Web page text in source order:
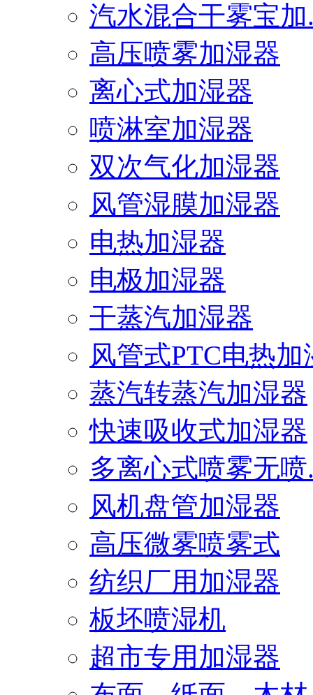
汽水混合干雾宝加
高压喷雾加湿器
离心式加湿器
喷淋室加湿器
双次气化加湿器
风管湿膜加湿器
电热加湿器
电极加湿器
干蒸汽加湿器
风管式PTC电热加
蒸汽转蒸汽加湿器
快速吸收式加湿器
多离心式喷雾无喷
风机盘管加湿器
高压微雾喷雾式
纺织厂用加湿器
板坯喷湿机
超市专用加湿器